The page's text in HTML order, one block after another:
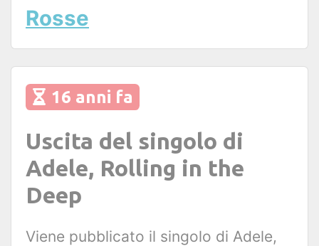
Rosse
16 anni fa
Uscita del singolo di
Adele, Rolling in the
Deep
Viene pubblicato il singolo di Adele,